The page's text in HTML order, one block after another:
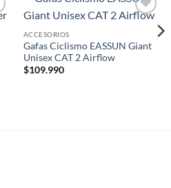
ACCESORIOS
Gafas Ciclismo EASSUN Giant
Unisex CAT 2 Airflow
$109.990